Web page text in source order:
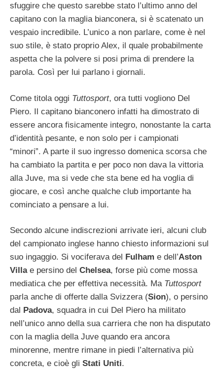
sfuggire che questo sarebbe stato l’ultimo anno del
capitano con la maglia bianconera, si è scatenato un
vespaio incredibile. L’unico a non parlare, come è nel
suo stile, è stato proprio Alex, il quale probabilmente
aspetta che la polvere si posi prima di prendere la
parola. Così per lui parlano i giornali.
Come titola oggi Tuttosport, ora tutti vogliono Del
Piero. Il capitano bianconero infatti ha dimostrato di
essere ancora fisicamente integro, nonostante la carta
d’identità pesante, e non solo per i campionati
“minori”. A parte il suo ingresso domenica scorsa che
ha cambiato la partita e per poco non dava la vittoria
alla Juve, ma si vede che sta bene ed ha voglia di
giocare, e così anche qualche club importante ha
cominciato a pensare a lui.
Secondo alcune indiscrezioni arrivate ieri, alcuni club
del campionato inglese hanno chiesto informazioni sul
suo ingaggio. Si vociferava del Fulham e dell’Aston
Villae persino del Chelsea, forse più come mossa
mediatica che per effettiva necessità. Ma Tuttosport
parla anche di offerte dalla Svizzera (Sion), o persino
dal Padova, squadra in cui Del Piero ha militato
nell’unico anno della sua carriera che non ha disputato
con la maglia della Juve quando era ancora
minorenne, mentre rimane in piedi l’alternativa più
concreta, e cioè gli Stati Uniti.